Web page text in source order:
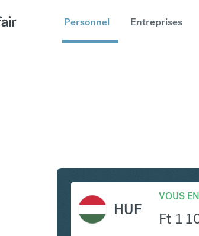
Personnel Entreprises
HUF
VOUS
Ft 1